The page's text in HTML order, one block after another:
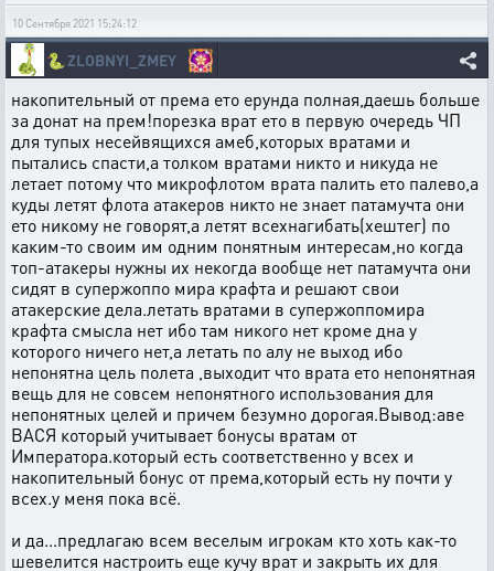
10 Сентября 2021 15:24:12
🐍ZLOBNYI_ZMEY
накопительный от према ето ерунда полная,даешь больше
за донат на прем!порезка врат ето в первую очередь ЧП
для тупых несейвящихся амеб,которых вратами и
пытались спасти,а толком вратами никто и никуда не
летает потому что микрофлотом врата палить ето палево,а
куды летят флота атакеров никто не знает патамучта они
ето никому не говорят,а летят всехнагибать(хештег) по
каким-то своим им одним понятным интересам,но когда
топ-атакеры нужны их некогда вообще нет патамучта они
сидят в супержоппо мира крафта и решают свои
атакерские дела.летать вратами в супержоппомира
крафта смысла нет ибо там никого нет кроме дна у
которого ничего нет,а летать по алу не выход ибо
непонятна цель полета ,выходит что врата ето непонятная
вещь для не совсем непонятного использования для
непонятных целей и причем безумно дорогая.Вывод:аве
ВАСЯ который учитывает бонусы вратам от
Императора.который есть соответственно у всех и
накопительный бонус от према,который есть ну почти у
всех.у меня пока всё.
и да...предлагаю всем веселым игрокам кто хоть как-то
шевелится настроить еще кучу врат и закрыть их для